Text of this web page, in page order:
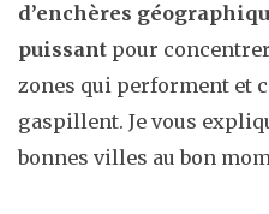
d’enchères
puissant pour
zones qui performent et
gaspillent. Je vous
bonnes villes au bon